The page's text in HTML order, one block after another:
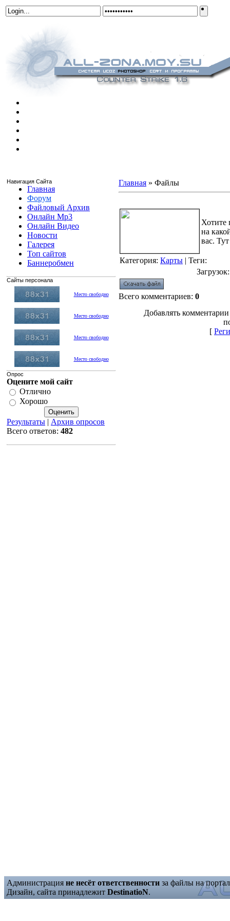
Навигация Сайта
Главная
Форум
Файловый Архив
Онлайн Mp3
Онлайн Видео
Новости
Галерея
Топ сайтов
Баннеробмен
Сайты персонала
Место свободно
Место свободно
Место свободно
Место свободно
Опрос
Оцените мой сайт
Отлично
Хорошо
Результаты | Архив опросов
Всего ответов: 482
Главная » Файлы
Хотите
на
вас.
Категория: Карты | Теги:
Загрузок
Всего комментариев: 0
Добавлять
[
Администрация не несёт ответственности за файлы на
Дизайн, сайта принадлежит DestinatioN.